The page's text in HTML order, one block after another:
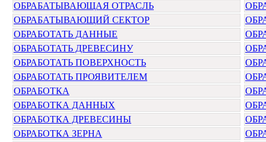
ОБРАБАТЫВАЮЩАЯ ОТРАСЛЬ
ОБРАБАТЫВАЮЩИЙ СЕКТОР
ОБРАБОТАТЬ ДАННЫЕ
ОБРАБОТАТЬ ДРЕВЕСИНУ
ОБРАБОТАТЬ ПОВЕРХНОСТЬ
ОБРАБОТАТЬ ПРОЯВИТЕЛЕМ
ОБРАБОТКА
ОБРАБОТКА ДАННЫХ
ОБРАБОТКА ДРЕВЕСИНЫ
ОБРАБОТКА ЗЕРНА